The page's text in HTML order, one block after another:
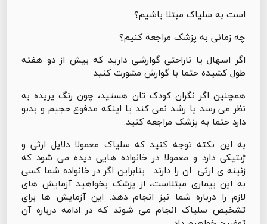
است به سلیاک مبتلا باشیم؟
چه زمانی به پزشک مراجعه کنیم؟
اگر اسهال یا ناراحتی گوارشی دارید که بیش از دو هفته
طول کشیده حتما با گوارش مشورت کنید
همچنین اگر نگران کودک تان هستید، چون رنگ پریده به
نظر می رسد یا رشد نمی کند یا اینکه مدفوع حجیم و بدبو
دارد حتما به پزشک مراجعه کنید.
به این نکته توجه کنید که سلیاک معمولا دلایل ارثی و
ژنتیکی دارد و معمولا در خانواده هایی دیده می شود که
زنینه ی ارثی ان را دارند . بنابراین اگر در خانواده شما کسی
به این بیماری مبتلاست، از پزشک بخواهید آزمایش های
لازم را درباره شما نیز انجام دهد. این آزمایش ها برای
تشخیص سلیاک انجام می شوند که در ادامه درباره آن